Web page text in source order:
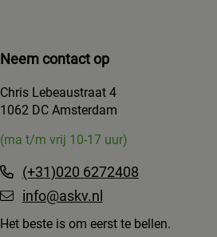
Neem contact op
Chris Lebeaustraat 4
1062 DC Amsterdam
(ma t/m vrij 10-17 uur)
(+31)020 6272408
info@askv.nl
Het beste is om eerst te bellen.